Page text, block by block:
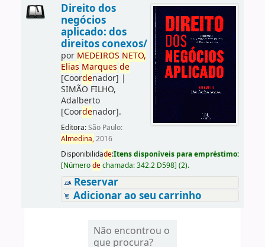
Direito dos
negócios
aplicado: dos
direitos conexos/
por MEDEIROS NETO,
Elias Marques de
[Coordenador] |
SIMÃO FILHO,
Adalberto
[Coordenador].
Editora:São Paulo:
Almedina,2016
Disponibilidade:Itens disponíveis para empréstimo:
[Númerodechamada:342.2 D598] (2).
Reservar
Adicionar ao seu carrinho
Não encontrou o
que procura?